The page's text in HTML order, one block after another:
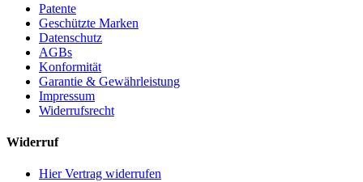
Patente
Geschützte Marken
Datenschutz
AGBs
Konformität
Garantie & Gewährleistung
Impressum
Widerrufsrecht
Widerruf
Hier Vertrag widerrufen